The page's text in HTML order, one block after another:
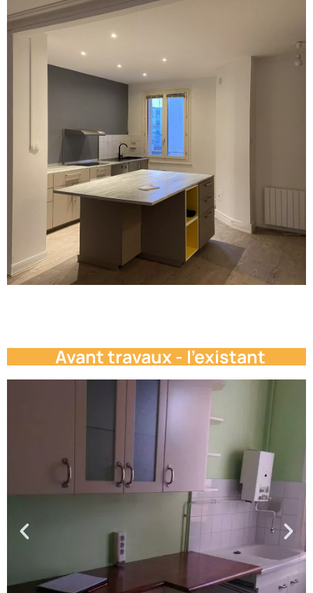
Avant travaux - l'existant